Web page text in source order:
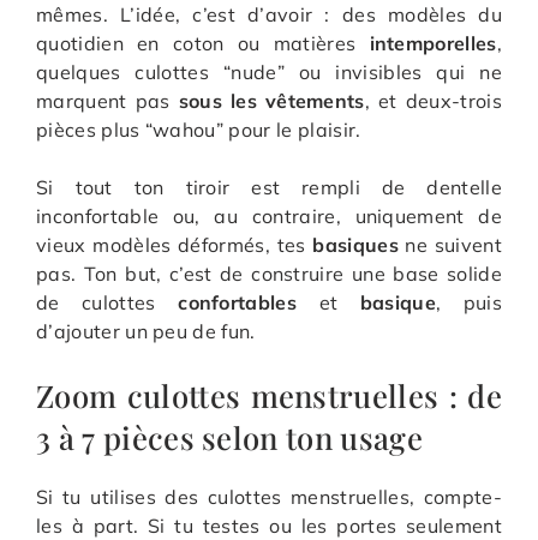
mêmes. L’idée, c’est d’avoir : des modèles du
quotidien en coton ou matières intemporelles,
quelques culottes “nude” ou invisibles qui ne
marquent pas sous les vêtements, et deux-trois
pièces plus “wahou” pour le plaisir.
Si tout ton tiroir est rempli de dentelle
inconfortable ou, au contraire, uniquement de
vieux modèles déformés, tes basiquesne suivent
pas. Ton but, c’est de construire une base solide
de culottesconfortables et basique, puis
d’ajouter un peu de fun.
Zoom culottes menstruelles : de
3 à 7 pièces selon ton usage
Si tu utilises des culottes menstruelles, compte-
les à part. Si tu testes ou les portes seulement